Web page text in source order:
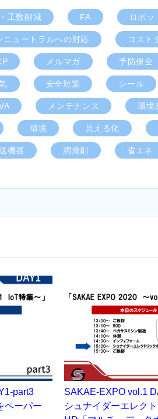
工数削減 FA ロボッ
ニュートラルへの対応 コスト
メルマガ 予防保全
安全対策 シール
メンテナンス 環境
環境 見える化
機器 潤滑剤 省エネ
part3
ペーパー
SAKAE-EXPO vol.1
シュナイダーエレク